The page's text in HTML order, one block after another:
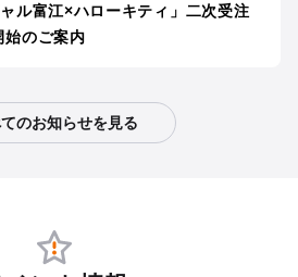
ル富江×ハローキティ」二次受注
始のご案内
のお知らせを見る